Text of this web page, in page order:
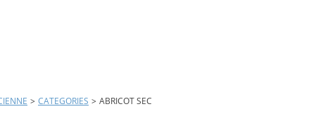
> CATEGORIES > ABRICOT SEC